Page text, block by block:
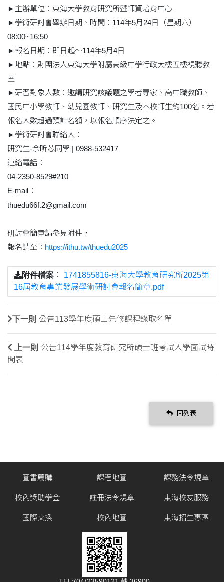
►主辦單位：東海大學教育研究所暨師資培育中心
►學術研討會舉辦日期、時間：114年5月24日（星期六）
08:00~16:50
►報名日期：即日起～114年5月4日
►地點：財團法人東海大學附屬高級中學行政大樓五樓視聽教
室
►研習對象人數：邀請研究該議題之學者專家、高中職教師、
國民中小學教師、幼兒園教師、研究生及本校師生約100名。若
報名人數超過預計名額，以報名順序決定之。
►學術研討會聯絡人：
研究生-余昕芯同學 | 0988-532417
連絡電話：
04-2350-8529#210
E-mail：
thuedu66f.2@gmail.com
研討會簡章請參見附件，
報名請至： https://ithu.tw/thuedu2025
附件檔案 ： 1741855816-東海大學教育研究所2025第
16屆教育專業發展學術研討會報名簡章.pdf
下一則 公告113學年度碩士先修課程錄取名單
上一則 公告114學年度教育研究所碩士班考試入學面試時
間表
回列表
圖書薦購
校內獎助學金
國際交換
課程地圖
註冊法令規章
校內地圖
課務法令規章
東海校友服務
東海招生專區